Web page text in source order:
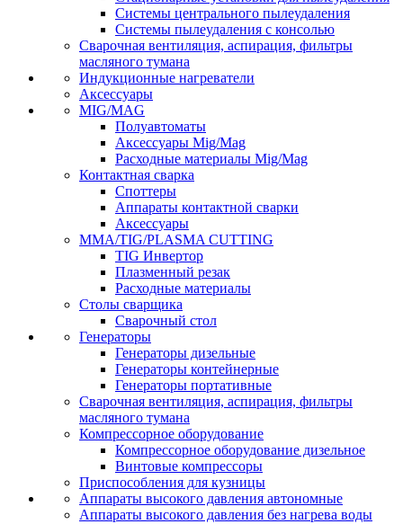
Системы центрального пылеудаления
Системы пылеудаления с консолью
Сварочная вентиляция, аспирация, фильтры
масляного тумана
Индукционные нагреватели
Аксессуары
MIG/MAG
Полуавтоматы
Аксессуары Mig/Mag
Расходные материалы Mig/Mag
Контактная сварка
Споттеры
Аппараты контактной сварки
Аксессуары
MMA/TIG/PLASMA CUTTING
TIG Инвертор
Плазменный резак
Расходные материалы
Столы сварщика
Сварочный стол
Генераторы
Генераторы дизельные
Генераторы контейнерные
Генераторы портативные
Сварочная вентиляция, аспирация, фильтры
масляного тумана
Компрессорное оборудование
Компрессорное оборудование дизельное
Винтовые компрессоры
Приспособления для кузницы
Аппараты высокого давления автономные
Аппараты высокого давления без нагрева воды